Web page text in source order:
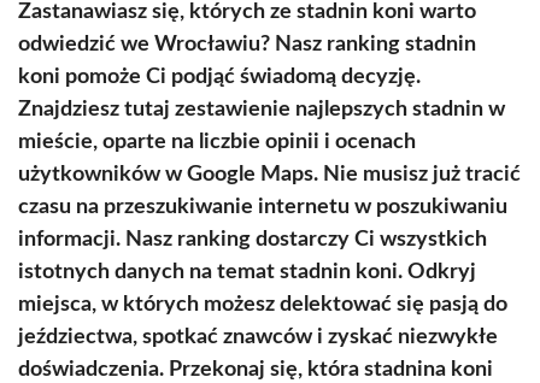
Zastanawiasz się, których ze stadnin koni warto
odwiedzić we Wrocławiu? Nasz ranking stadnin
koni pomoże Ci podjąć świadomą decyzję.
Znajdziesz tutaj zestawienie najlepszych stadnin w
mieście, oparte na liczbie opinii i ocenach
użytkowników w Google Maps. Nie musisz już tracić
czasu na przeszukiwanie internetu w poszukiwaniu
informacji. Nasz ranking dostarczy Ci wszystkich
istotnych danych na temat stadnin koni. Odkryj
miejsca, w których możesz delektować się pasją do
jeździectwa, spotkać znawców i zyskać niezwykłe
doświadczenia. Przekonaj się, która stadnina koni